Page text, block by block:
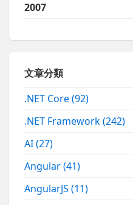
2007
文章分類
.NET Core(92)
.NET Framework(242)
AI(27)
Angular(41)
AngularJS(11)